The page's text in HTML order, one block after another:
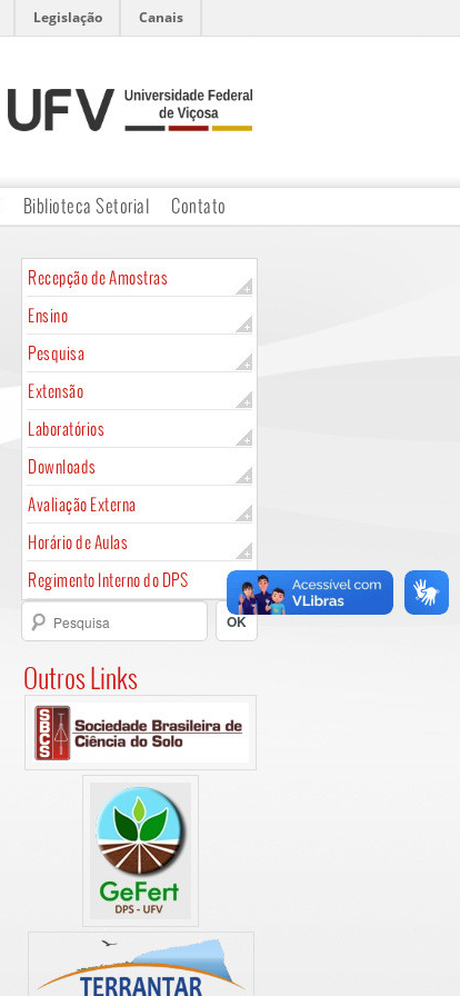
Legislação Canais
Biblioteca Setorial Contato
Recepção de Amostras
Ensino
Pesquisa
Extensão
Laboratórios
Downloads
Avaliação Externa
Horário de Aulas
Regimento Interno do DPS
Outros Links